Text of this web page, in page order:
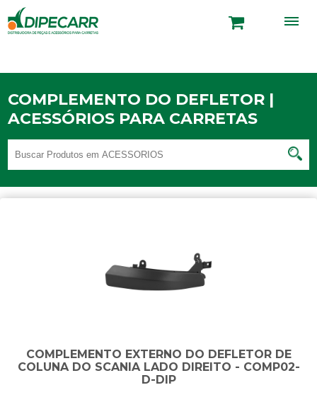
COMPLEMENTO DO DEFLETOR |
ACESSÓRIOS PARA CARRETAS
COMPLEMENTO EXTERNO DO DEFLETOR DE
COLUNA DO SCANIA LADO DIREITO - COMP02-
D-DIP